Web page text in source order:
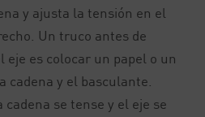
y ajusta la tensión en el
Un truco antes de
es colocar un papel o un
y el basculante.
cadena se tense y el eje se